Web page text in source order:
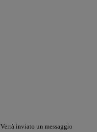
Verrà inviato un messaggio